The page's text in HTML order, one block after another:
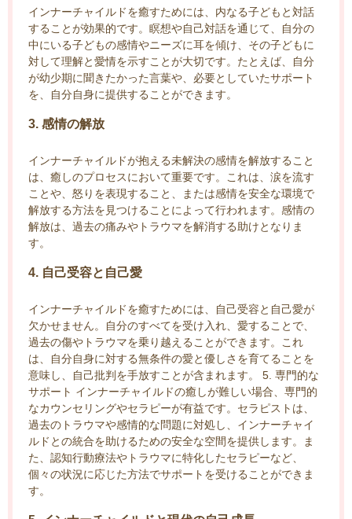
インナーチャイルドを癒すためには、内なる子どもと対話
することが効果的です。瞑想や自己対話を通じて、自分の
中にいる子どもの感情やニーズに耳を傾け、その子どもに
対して理解と愛情を示すことが大切です。たとえば、自分
が幼少期に聞きたかった言葉や、必要としていたサポート
を、自分自身に提供することができます。
3. 感情の解放
インナーチャイルドが抱える未解決の感情を解放すること
は、癒しのプロセスにおいて重要です。これは、涙を流す
ことや、怒りを表現すること、または感情を安全な環境で
解放する方法を見つけることによって行われます。感情の
解放は、過去の痛みやトラウマを解消する助けとなりま
す。
4. 自己受容と自己愛
インナーチャイルドを癒すためには、自己受容と自己愛が
欠かせません。自分のすべてを受け入れ、愛することで、
過去の傷やトラウマを乗り越えることができます。これ
は、自分自身に対する無条件の愛と優しさを育てることを
意味し、自己批判を手放すことが含まれます。 5. 専門的な
サポート インナーチャイルドの癒しが難しい場合、専門的
なカウンセリングやセラピーが有益です。セラピストは、
過去のトラウマや感情的な問題に対処し、インナーチャイ
ルドとの統合を助けるための安全な空間を提供します。ま
た、認知行動療法やトラウマに特化したセラピーなど、
個々の状況に応じた方法でサポートを受けることができま
す。